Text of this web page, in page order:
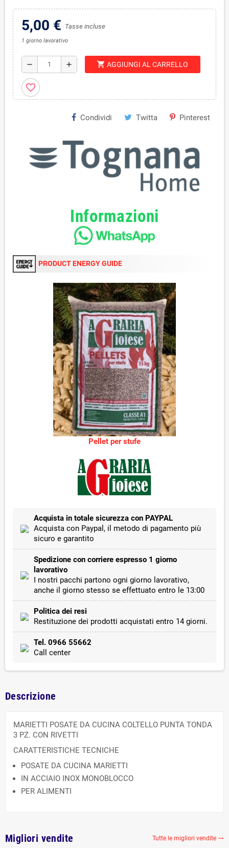
5,00 € Tasse incluse
1 giorno lavorativo
remove add shopping_cart AGGIUNGI AL CARRELLO
favorite_border
Condividi Twitta Pinterest
Informazioni
PRODUCT ENERGY GUIDE
Pellet per stufe
Acquista in totale sicurezza con PAYPAL
Acquista con Paypal, il metodo di pagamento più
sicuro e garantito
Spedizione con corriere espresso 1 giorno
lavorativo
I nostri pacchi partono ogni giorno lavorativo,
anche il giorno stesso se effettuato entro le 13:00
Politica dei resi
Restituzione dei prodotti acquistati entro 14 giorni.
Tel. 0966 55662
Call center
Descrizione
MARIETTI POSATE DA CUCINA COLTELLO PUNTA TONDA
3 PZ. CON RIVETTI
CARATTERISTICHE TECNICHE
POSATE DA CUCINA MARIETTI
IN ACCIAIO INOX MONOBLOCCO
PER ALIMENTI
Migliori vendite Tutte le migliori vendite 